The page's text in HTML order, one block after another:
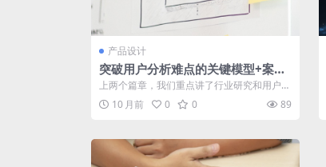
产品设计
突破用户分析难点的关键模型+案例
解析
上两个篇章，我们重点讲了行业研究和用户研
究，来帮助我们理解产品和用户，这个篇章
我...10 月前 0 0 89